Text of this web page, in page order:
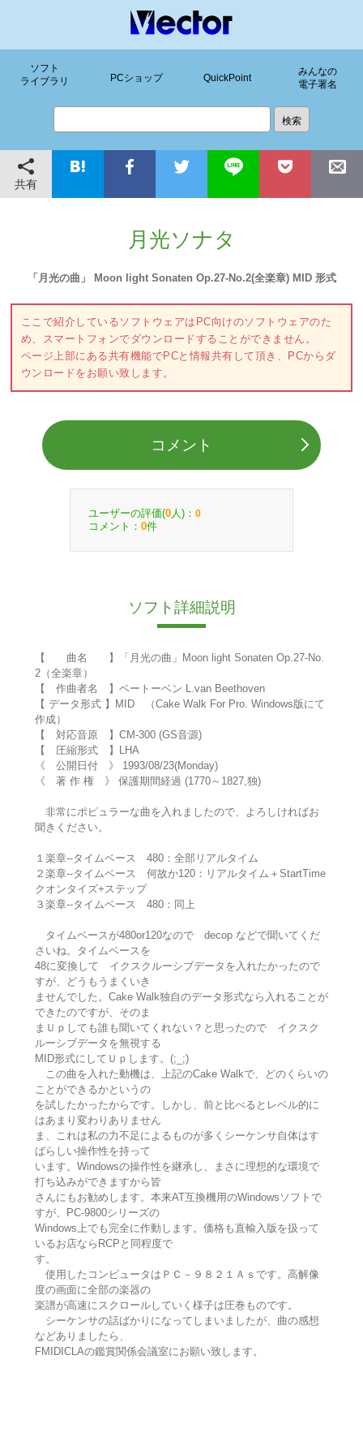
ソフト
ライブラリ
PCショップ QuickPoint
みんなの
電子署名
共有
月光ソナタ
「月光の曲」 Moon light Sonaten Op.27-No.2(全楽章) MID 形式
ここで紹介しているソフトウェアはPC向けのソフトウェアのた
め、スマートフォンでダウンロードすることができません。
ページ上部にある共有機能でPCと情報共有して頂き、PCからダ
ウンロードをお願い致します。
コメント
ユーザーの評価(0 人)： 0
コメント： 0件
ソフト詳細説明
【 曲名 】「月光の曲」Moon light Sonaten Op.27-No.
2（全楽章）
【 作曲者名 】ベートーベン L.van Beethoven
【 データ形式 】MID （Cake Walk For Pro. Windows版にて
作成）
【 対応音原 】CM-300 (GS音源)
【 圧縮形式 】LHA
《 公開日付 》 1993/08/23(Monday)
《 著 作 権 》 保護期間経過 (1770～1827,独)
非常にポピュラーな曲を入れましたので、よろしければお
聞きください。
１楽章--タイムベース 480：全部リアルタイム
２楽章--タイムベース 何故か120：リアルタイム＋StartTime
クオンタイズ+ステップ
３楽章--タイムベース 480：同上
タイムベースが480or120なので decop などで聞いてくだ
さいね。タイムベースを
48に変換して イクスクルーシブデータを入れたかったので
すが、どうもうまくいき
ませんでした。Cake Walk独自のデータ形式なら入れることが
できたのですが、そのま
まＵｐしても誰も聞いてくれない？と思ったので イクスク
ルーシブデータを無視する
MID形式にしてＵｐします。(;_;)
この曲を入れた動機は、上記のCake Walkで、どのくらいの
ことができるかというの
を試したかったからです。しかし、前と比べるとレベル的に
はあまり変わりありません
ま、これは私の力不足によるものが多くシーケンサ自体はす
ばらしい操作性を持って
います。Windowsの操作性を継承し、まさに理想的な環境で
打ち込みができますから皆
さんにもお勧めします。本来AT互換機用のWindowsソフトで
すが、PC-9800シリーズの
Windows上でも完全に作動します。価格も直輸入版を扱って
いるお店ならRCPと同程度で
す。
使用したコンピュータはＰＣ－９８２１Ａｓです。高解像
度の画面に全部の楽器の
楽譜が高速にスクロールしていく様子は圧巻ものです。
シーケンサの話ばかりになってしまいましたが、曲の感想
などありましたら、
FMIDICLAの鑑賞関係会議室にお願い致します。